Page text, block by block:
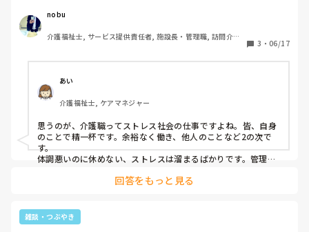
毎週土曜日に行くようになった。
登山ではすれ違う人と一期一会の関わり、自然を全身に受け
思えば、これらは全て私に足りなかったものなのかもしれな
これらが徐々に心身を整えて、登頂という小さな成功体験の
積み重ねが自信の種を蒔きやがて芽吹いていったのかもしれ
ない。
現在やっとこ、、症状はほぼ消失し、安定してきた。
医師からも就労可能との診断をもらった。6月入ってのこと
就職活動を始めて、内定を貰い、7月から勤務することにな
前職での経験を加味していただき給与も前職と変わらない、
有り難いことだと感じました。
nobu
介護福祉士, サービス提供責任者, 施設長・管理職, 訪問介護,
3 ・ 06/17
あい
介護福祉士, ケアマネジャー
思うのが、介護職ってストレス社会の仕事ですよね。皆、自身
のことで精一杯です。余裕なく働き、他人のことなど2の次で
す。
体調悪いのに休めない、ストレスは溜まるばかりです。管理者
どうなる事でもないのですが、弱い者の味方になれるようにし
回答をもっと見る
雑談・つぶやき